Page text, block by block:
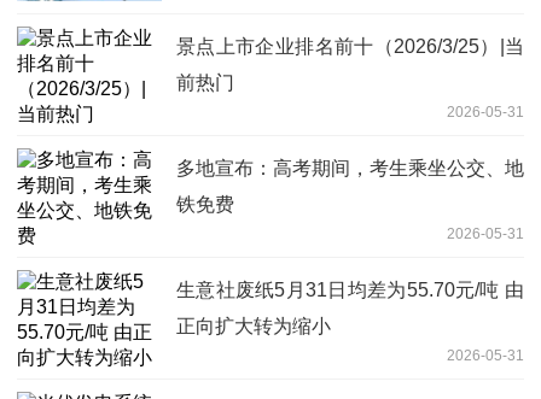
景点上市企业排名前十（2026/3/25）|当
前热门
2026-05-31
多地宣布：高考期间，考生乘坐公交、地
铁免费
2026-05-31
生意社废纸5月31日均差为55.70元/吨 由
正向扩大转为缩小
2026-05-31